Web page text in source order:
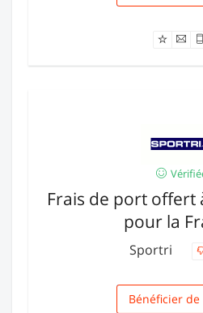
Frais de port offert
pour la
Sportri
Bénéficier